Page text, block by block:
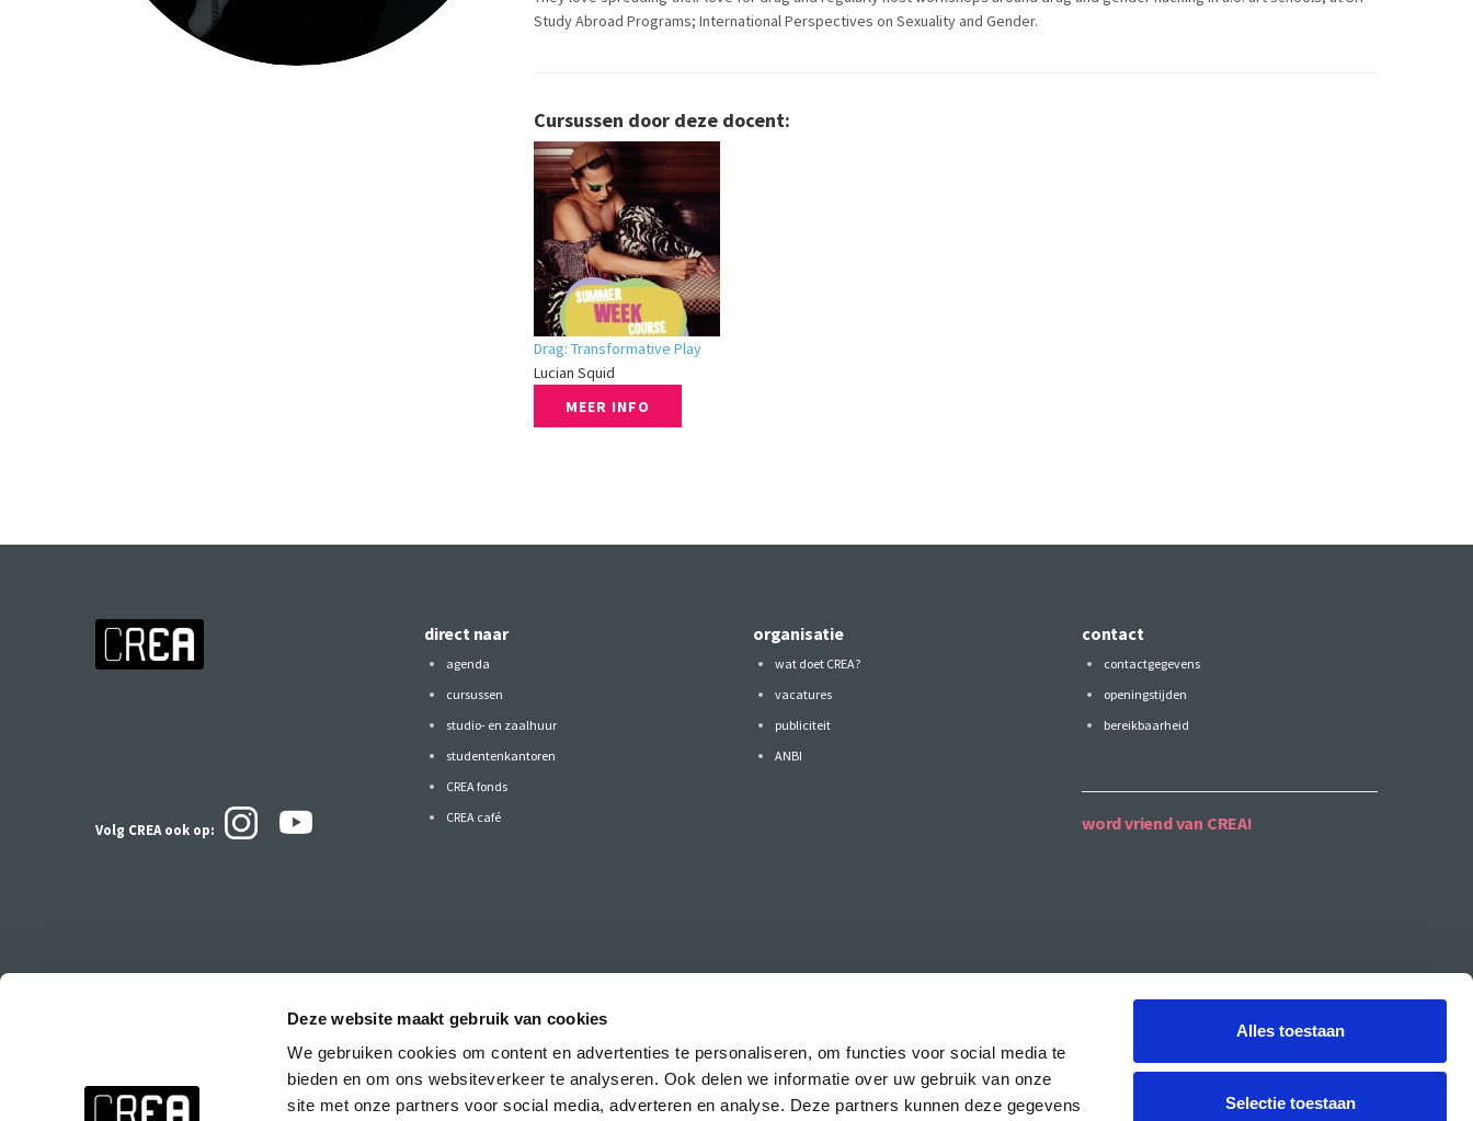
Deze website maakt gebruik van cookies
We gebruiken cookies om content en advertenties te personaliseren, om functies voor social media te
bieden en om ons websiteverkeer te analyseren. Ook delen we informatie over uw gebruik van onze
site met onze partners voor social media, adverteren en analyse. Deze partners kunnen deze gegevens
Alles toestaan
Selectie toestaan
Study Abroad Programs; International Perspectives on Sexuality and Gender.
Cursussen door deze docent:
Drag: Transformative Play
Lucian Squid
MEER INFO
Volg CREA ook op:
direct naar
agenda
cursussen
studio- en zaalhuur
studentenkantoren
CREA fonds
CREA café
organisatie
wat doet CREA?
vacatures
publiciteit
ANBI
contact
contactgegevens
openingstijden
bereikbaarheid
word vriend van CREA!
Wil je liever niets missen? Meld je dan aan voor de CREA nieuwsbrief met het laatste nieuws over de CREA
cursussen, CREA agenda, speciale feestjes & events en de CREA eindpresentaties.